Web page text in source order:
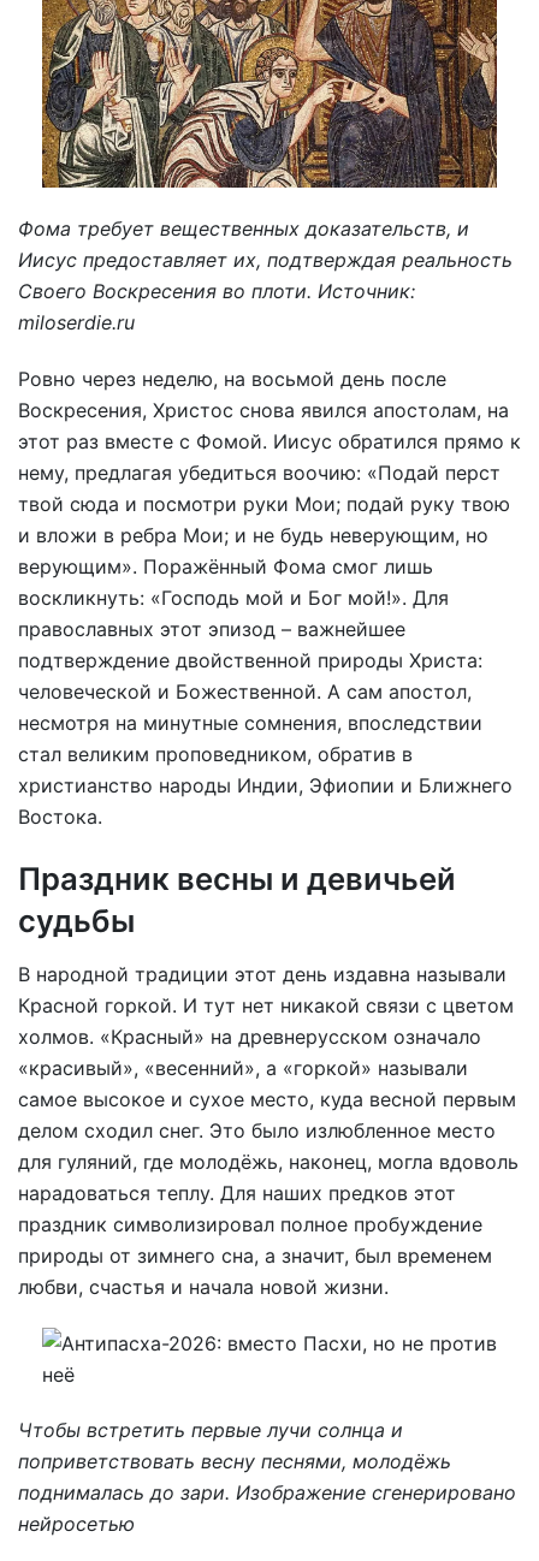
Фома требует вещественных доказательств, и
Иисус предоставляет их, подтверждая реальность
Своего Воскресения во плоти. Источник:
miloserdie.ru
Ровно через неделю, на восьмой день после
Воскресения, Христос снова явился апостолам, на
этот раз вместе с Фомой. Иисус обратился прямо к
нему, предлагая убедиться воочию: «Подай перст
твой сюда и посмотри руки Мои; подай руку твою
и вложи в ребра Мои; и не будь неверующим, но
верующим». Поражённый Фома смог лишь
воскликнуть: «Господь мой и Бог мой!». Для
православных этот эпизод – важнейшее
подтверждение двойственной природы Христа:
человеческой и Божественной. А сам апостол,
несмотря на минутные сомнения, впоследствии
стал великим проповедником, обратив в
христианство народы Индии, Эфиопии и Ближнего
Востока.
Праздник весны и девичьей
судьбы
В народной традиции этот день издавна называли
Красной горкой. И тут нет никакой связи с цветом
холмов. «Красный» на древнерусском означало
«красивый», «весенний», а «горкой» называли
самое высокое и сухое место, куда весной первым
делом сходил снег. Это было излюбленное место
для гуляний, где молодёжь, наконец, могла вдоволь
нарадоваться теплу. Для наших предков этот
праздник символизировал полное пробуждение
природы от зимнего сна, а значит, был временем
любви, счастья и начала новой жизни.
Чтобы встретить первые лучи солнца и
поприветствовать весну песнями, молодёжь
поднималась до зари. Изображение сгенерировано
нейросетью